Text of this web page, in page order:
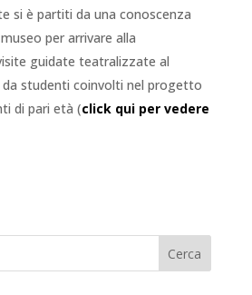
si è partiti da una conoscenza
per arrivare alla
guidate teatralizzate al
studenti coinvolti nel progetto
di pari età (click qui per vedere